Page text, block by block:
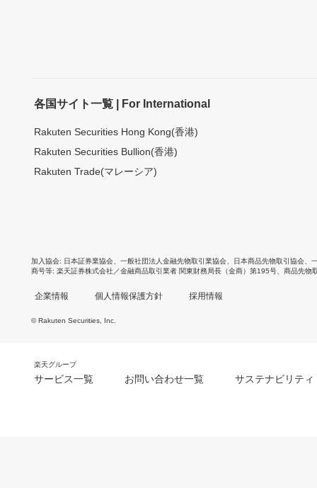
各国サイト一覧 | For International
Rakuten Securities Hong Kong(香港)
Rakuten Securities Bullion(香港)
Rakuten Trade(マレーシア)
加入協会 日本証券業協会 一般社団法人金融先物取引業協会 日本商品先物取引協会
商号等 楽天証券株式会社／金融商品取引業者 関東財務局長（金商）第195号、商品先物
企業情報 個人情報保護方針 採用情報
© Rakuten Securities, Inc.
楽天グループ
サービス一覧 お問い合わせ一覧 サステナビリティ